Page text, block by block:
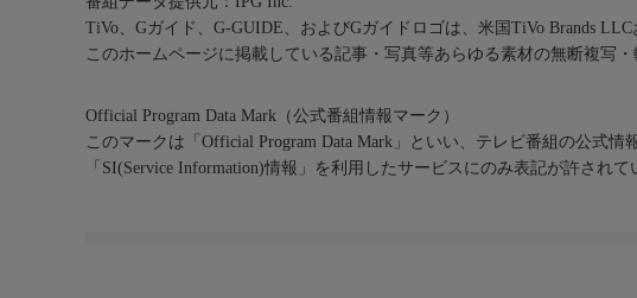
TiVo、Gガイド、G-GUIDE、およびGガイドロゴは、米国TiVo Brands
このホームページに掲載している記事・写真等あらゆる素材の無断複写・
Official Program Data Mark（公式番組情報マーク）
このマークは「Official Program Data Mark」といい、テレビ番組の公式情
「SI(Service Information)情報」を利用したサービスにのみ表記が許されて